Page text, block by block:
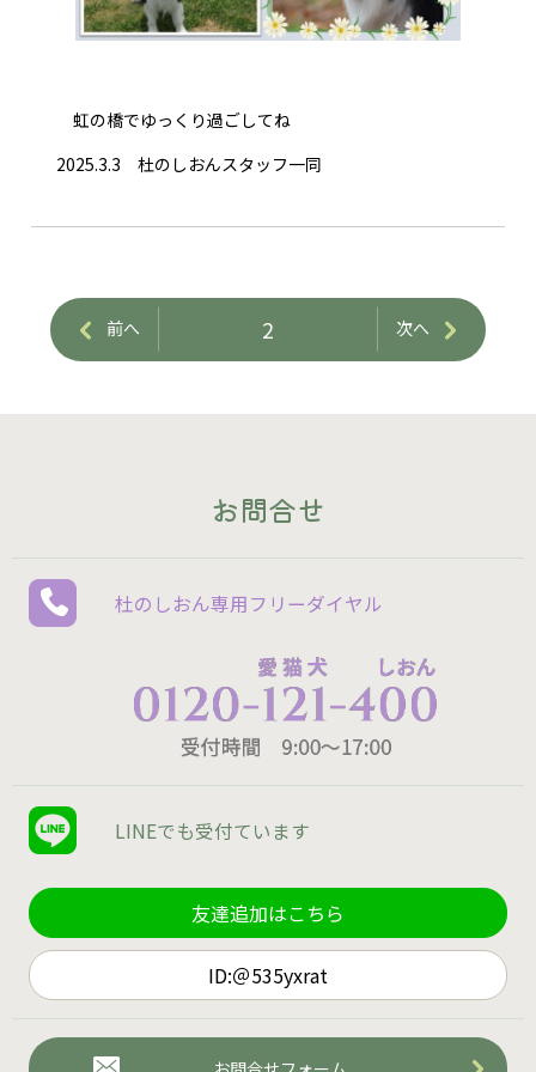
虹の橋でゆっくり過ごしてね
2025.3.3 杜のしおんスタッフ一同
前へ 2 次へ
お問合せ
杜のしおん専用フリーダイヤル
LINEでも受付ています
友達追加はこちら
ID:＠535yxrat